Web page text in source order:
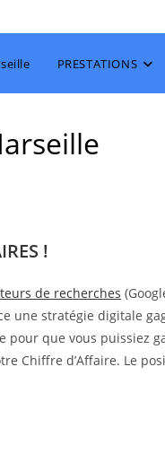
PRESTATIONS
!
de recherches
une stratégie digitale
que vous puissiez
Chiffre d’Affaire. Le